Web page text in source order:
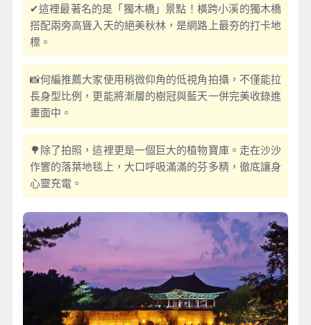
✔這裡最著名的是「獨木橋」景點！橫跨小溪的獨木橋
搭配兩旁高聳入天的絕美秋林，是網路上最夯的打卡地
標。
📸何編推薦大家使用稍微仰角的低視角拍攝，不僅能拉
長身型比例，更能將漸層的樹冠與藍天一併完美收錄進
畫面中。
🌳除了拍照，這裡更是一個巨大的植物寶庫。走在沙沙
作響的落葉地毯上，大口呼吸滿滿的芬多精，徹底讓身
心靈充電。